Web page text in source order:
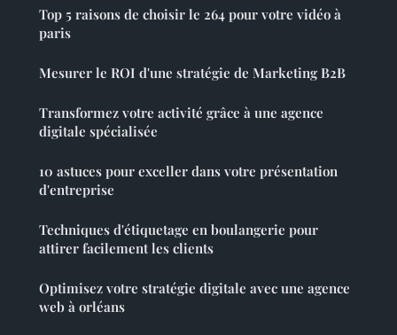
Top 5 raisons de choisir le 264 pour votre vidéo à
paris
Mesurer le ROI d'une stratégie de Marketing B2B
Transformez votre activité grâce à une agence
digitale spécialisée
10 astuces pour exceller dans votre présentation
d'entreprise
Techniques d'étiquetage en boulangerie pour
attirer facilement les clients
Optimisez votre stratégie digitale avec une agence
web à orléans